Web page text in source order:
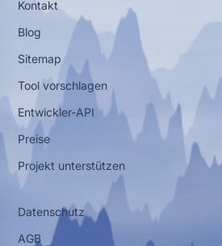
Kontakt
Blog
Sitemap
Tool vorschlagen
Entwickler-API
Preise
Projekt unterstützen
Datenschutz
AGB